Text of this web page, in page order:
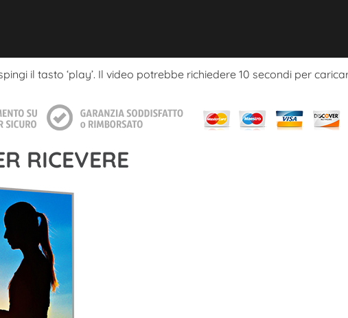
il tasto ‘play’. Il video potrebbe richiedere 10 secondi per
RICEVERE